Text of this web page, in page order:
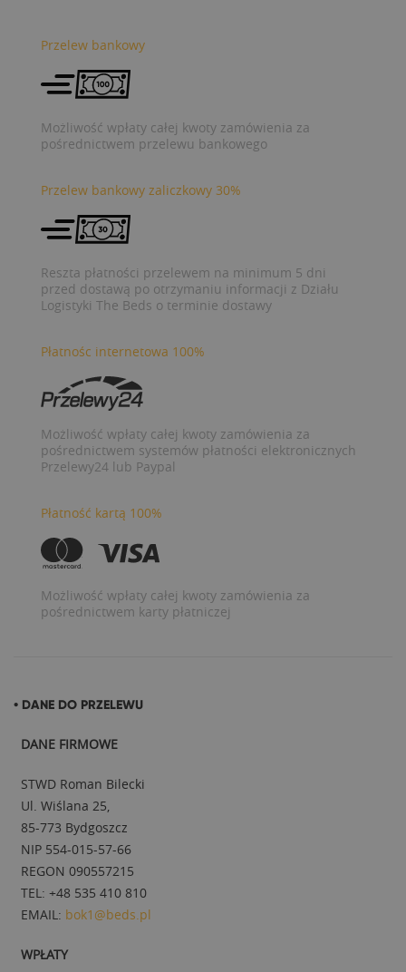
Przelew bankowy
Możliwość wpłaty całej kwoty zamówienia za
pośrednictwem przelewu bankowego
Przelew bankowy zaliczkowy 30%
Reszta płatności przelewem na minimum 5 dni
przed dostawą po otrzymaniu informacji z Działu
Logistyki The Beds o terminie dostawy
Płatnośc internetowa 100%
Możliwość wpłaty całej kwoty zamówienia za
pośrednictwem systemów płatności elektronicznych
Przelewy24 lub Paypal
Płatność kartą 100%
Możliwość wpłaty całej kwoty zamówienia za
pośrednictwem karty płatniczej
• DANE DO PRZELEWU
DANE FIRMOWE
STWD Roman Bilecki
Ul. Wiślana 25,
85-773 Bydgoszcz
NIP 554-015-57-66
REGON 090557215
TEL: +48 535 410 810
EMAIL: bok1@beds.pl
WPŁATY